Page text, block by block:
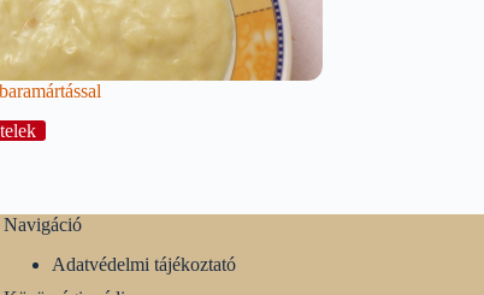
Navigáció
Adatvédelmi tájékoztató